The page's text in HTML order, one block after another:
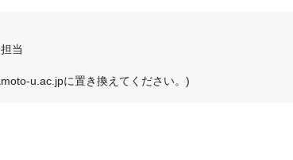
当
u.ac.jpに置き換えてください。)